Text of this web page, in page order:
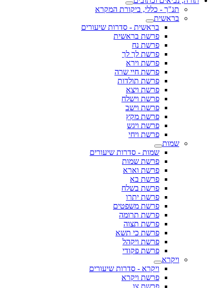
תנ"ך - כללי, ביקורת המקרא
בראשית
בראשית - סדרות שיעורים
פרשת בראשית
פרשת נח
פרשת לך לך
פרשת וירא
פרשת חיי שרה
פרשת תולדות
פרשת ויצא
פרשת וישלח
פרשת וישב
פרשת מקץ
פרשת ויגש
פרשת ויחי
שמות
שמות - סדרות שיעורים
פרשת שמות
פרשת וארא
פרשת בא
פרשת בשלח
פרשת יתרו
פרשת משפטים
פרשת תרומה
פרשת תצוה
פרשת כי תשא
פרשת ויקהל
פרשת פקודי
ויקרא
ויקרא - סדרות שיעורים
פרשת ויקרא